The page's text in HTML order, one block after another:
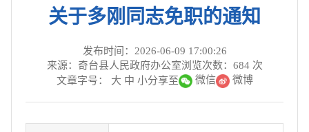
关于多刚同志免职的通知
发布时间：2026-06-09 17:00:26
来源：奇台县人民政府办公室浏览次数： 684次
文章字号： 大 中 小分享至 微信 微博